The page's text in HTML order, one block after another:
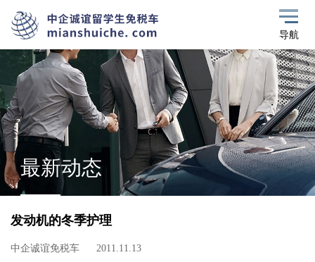
导航
最新动态
发动机的冬季护理
中企诚谊免税车 2011.11.13